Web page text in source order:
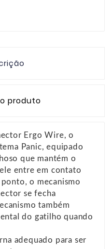
produto
Ergo Wire, o
Panic, equipado
que mantém o
entre em contato
o mecanismo
se fecha
também
do gatilho quando
adequado para ser